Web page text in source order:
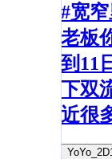
#宽
老板
到11
下双
近很